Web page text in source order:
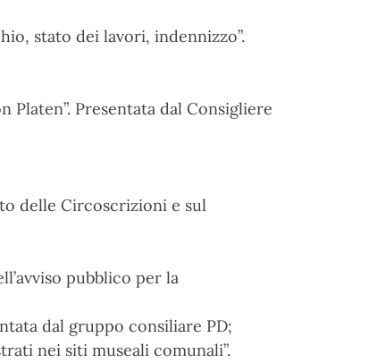
stato dei lavori, indennizzo”.
Platen”. Presentata dal Consigliere
delle Circoscrizioni e sul
pubblico per la
dal gruppo consiliare PD;
nei siti museali comunali”.